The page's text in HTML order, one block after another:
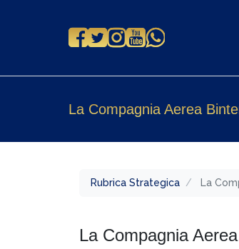
La Compagnia Aerea
Rubrica Strategica La
La Compagnia